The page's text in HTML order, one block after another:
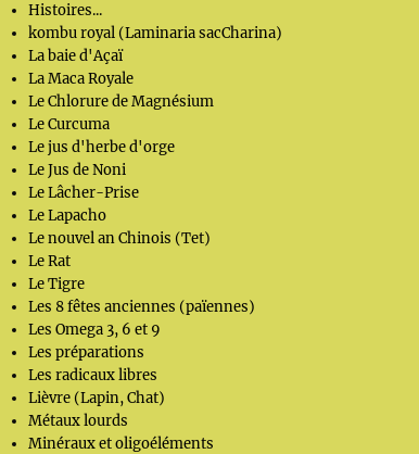
Histoires...
kombu royal (Laminaria sacCharina)
La baie d'Açaï
La Maca Royale
Le Chlorure de Magnésium
Le Curcuma
Le jus d'herbe d'orge
Le Jus de Noni
Le Lâcher-Prise
Le Lapacho
Le nouvel an Chinois (Tet)
Le Rat
Le Tigre
Les 8 fêtes anciennes (païennes)
Les Omega 3, 6 et 9
Les préparations
Les radicaux libres
Lièvre (Lapin, Chat)
Métaux lourds
Minéraux et oligoéléments